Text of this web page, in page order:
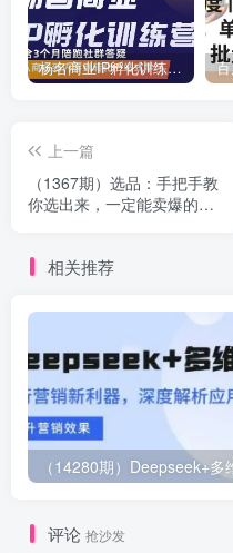
杨名商业IP孵化训练营，从商业到内容到转化一站式学 价值5980元
上一篇
（1367期）选品：手把手教
你选出来，一定能卖爆的产
相关推荐
评论 抢沙发